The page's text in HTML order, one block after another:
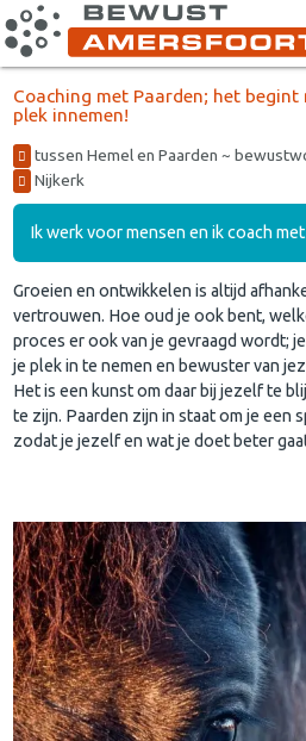
Coaching met Paarden; het
plek innemen!
tussen Hemel en Paarden ~
Nijkerk
Ik werk voor mensen en ik coach
Groeien en ontwikkelen is altijd
vertrouwen. Hoe oud je ook bent,
proces er ook van je gevraagd wordt;
je plek in te nemen en bewuster van
Het is een kunst om daar bij jezelf te
te zijn. Paarden zijn in staat om je een
zodat je jezelf en wat je doet beter